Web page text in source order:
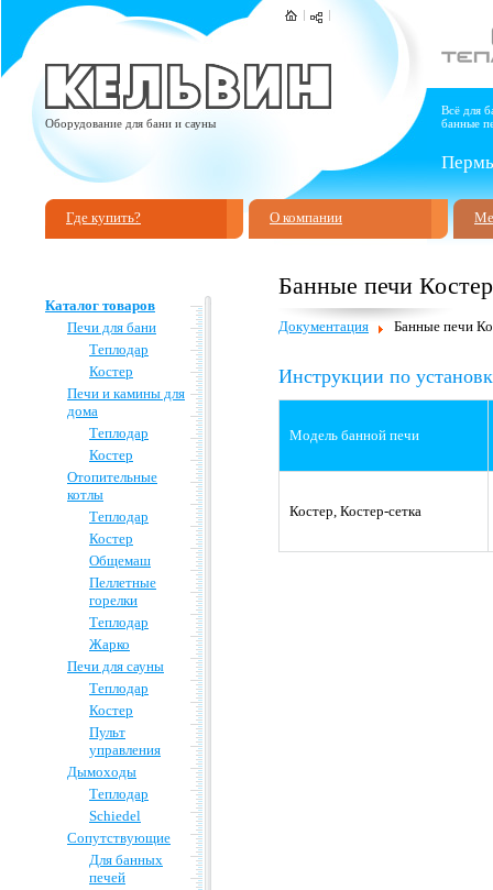
Оборудование для бани и сауны
Всё для
банные
Где купить? О компании
Каталог товаров
Печи для бани
Теплодар
Костер
Печи и камины для
дома
Теплодар
Костер
Отопительные
котлы
Теплодар
Костер
Общемаш
Пеллетные
горелки
Теплодар
Жарко
Печи для сауны
Теплодар
Костер
Пульт
управления
Дымоходы
Теплодар
Schiedel
Сопутствующие
Для банных
печей
Банные печи Костер
Документация Банные печи
Инструкции по
Модель банной печи
Костер, Костер-сетка